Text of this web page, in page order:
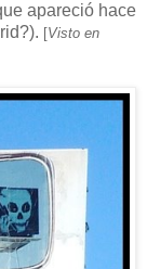
apareció hace
[Visto en